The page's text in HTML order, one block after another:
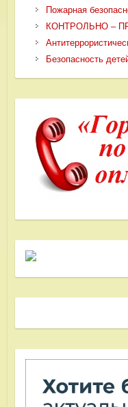
Пожарная
КОНТРОЛЬНО –
Безопасность